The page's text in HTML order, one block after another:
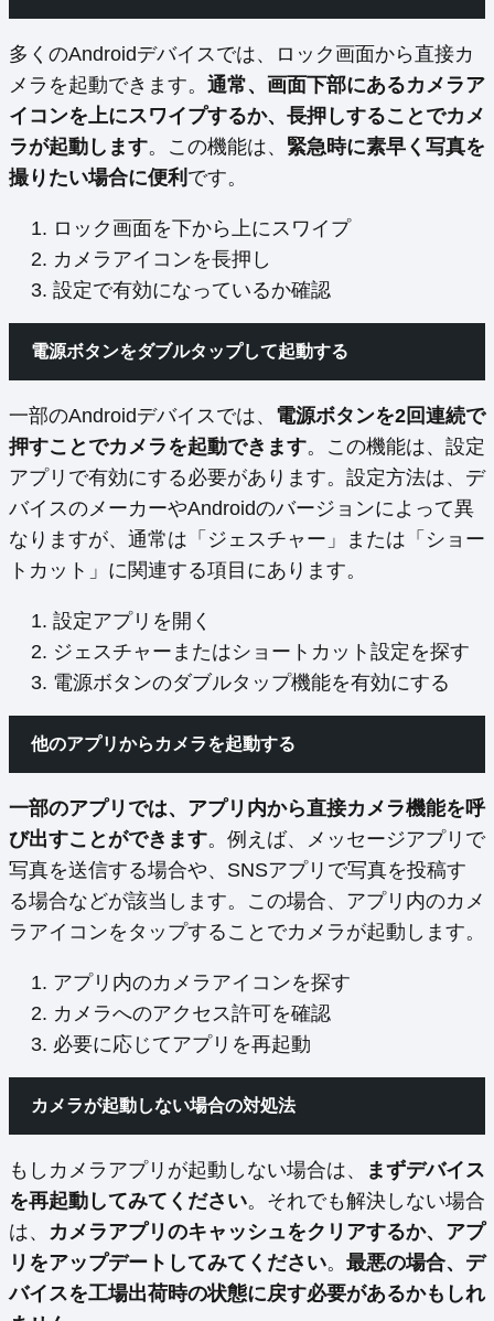
多くのAndroidデバイスでは、ロック画面から直接カ
メラを起動できます。 通常、画面下部にあるカメラア
イコンを上にスワイプするか、長押しすることでカメ
ラが起動します。この機能は、 緊急時に素早く写真を
撮りたい場合に便利 です。
ロック画面を下から上にスワイプ
カメラアイコンを長押し
設定で有効になっているか確認
電源ボタンをダブルタップして起動する
一部のAndroidデバイスでは、 電源ボタンを2回連続で
押すことでカメラを起動できます。この機能は、設定
アプリで有効にする必要があります。設定方法は、デ
バイスのメーカーやAndroidのバージョンによって異
なりますが、通常は「ジェスチャー」または「ショー
トカット」に関連する項目にあります。
設定アプリを開く
ジェスチャーまたはショートカット設定を探す
電源ボタンのダブルタップ機能を有効にする
他のアプリからカメラを起動する
一部のアプリでは、アプリ内から直接カメラ機能を呼
び出すことができます。例えば、メッセージアプリで
写真を送信する場合や、SNSアプリで写真を投稿す
る場合などが該当します。この場合、アプリ内のカメ
ラアイコンをタップすることでカメラが起動します。
アプリ内のカメラアイコンを探す
カメラへのアクセス許可を確認
必要に応じてアプリを再起動
カメラが起動しない場合の対処法
もしカメラアプリが起動しない場合は、
まずデバイス
を再起動してみてください。それでも解決しない場合
は、 カメラアプリのキャッシュをクリアするか、アプ
リをアップデートしてみてください。 最悪の場合、デ
バイスを工場出荷時の状態に戻す必要があるかもしれ